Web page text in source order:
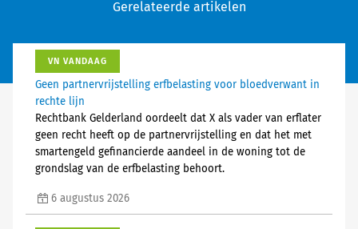
Gerelateerde artikelen
VN VANDAAG
Geen partnervrijstelling erfbelasting voor bloedverwant in
rechte lijn
Rechtbank Gelderland oordeelt dat X als vader van erflater
geen recht heeft op de partnervrijstelling en dat het met
smartengeld gefinancierde aandeel in de woning tot de
grondslag van de erfbelasting behoort.
6 augustus 2026